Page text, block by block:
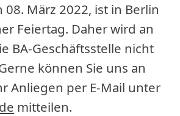
08. März 2022, ist in Berlin
Feiertag. Daher wird an
BA-Geschäftsstelle nicht
können Sie uns an
Anliegen per E-Mail unter
mitteilen.